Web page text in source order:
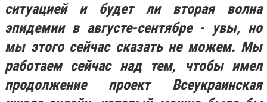
ситуацией и будет ли вторая волна
эпидемии в августе-сентябре - увы, но
мы этого сейчас сказать не можем. Мы
работаем сейчас над тем, чтобы имел
продолжение проект Всеукраинская